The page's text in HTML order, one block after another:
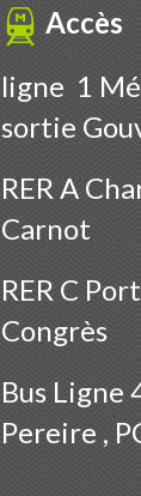
Accès
ligne 1
sortie
RER A
Carnot
RER C
Congrès
Bus Ligne
Pereire ,